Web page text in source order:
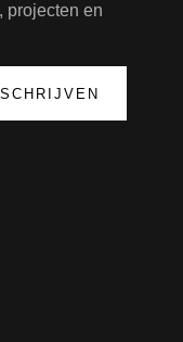
projecten en